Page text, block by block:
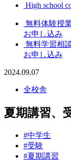
High school
無料体験授
お申し込み
無料学習相
お申し込み
2024.09.07
全校舎
夏期講習、
#中学生
#受験
#夏期講習